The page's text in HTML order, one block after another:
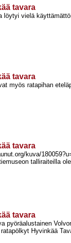
tavara
löytyi vielä
tavara
myös ratapihan
tavara
kuva/
talliraiteilla
tavara
pyöräalustainen
Hyvinkää